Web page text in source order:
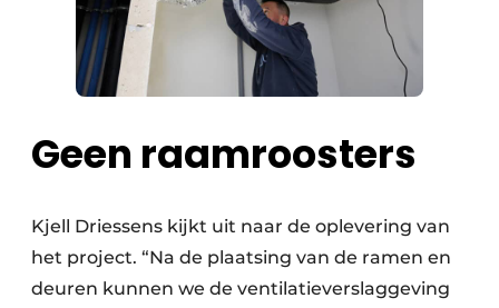
Geen raamroosters
Kjell Driessens kijkt uit naar de oplevering van
het project. “Na de plaatsing van de ramen en
deuren kunnen we de ventilatieverslaggeving